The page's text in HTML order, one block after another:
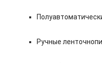
Ручные